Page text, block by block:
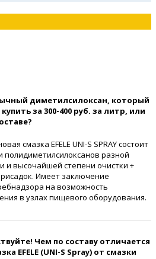
диметилсилоксан, который
за 300-400 руб. за литр, или
смазка EFELE UNI-S SPRAY состоит
полидиметилсилоксанов разной
и высочайшей степени очистки +
Имеет заключение
на возможность
в узлах пищевого оборудования.
Чем по составу отличается
EFELE (UNI-S Spray) от смазки